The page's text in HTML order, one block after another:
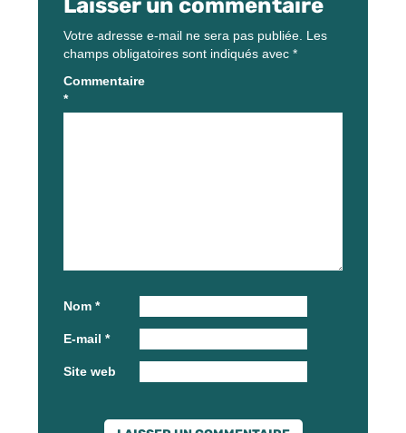
Laisser un commentaire
Votre adresse e-mail ne sera pas publiée. Les
champs obligatoires sont indiqués avec *
Commentaire
*
Nom *
E-mail *
Site web